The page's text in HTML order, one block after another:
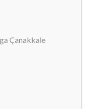
Çanakkale